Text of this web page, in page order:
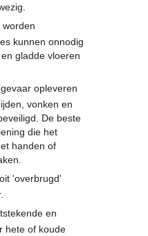
worden
kunnen onnodig
gladde vloeren
opleveren
vonken en
De beste
die het
handen of
'overbrugd'
en
hete of koude